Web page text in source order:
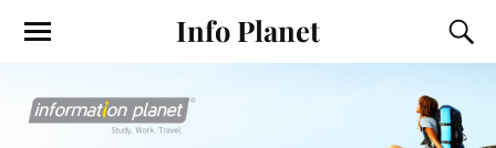
Info Planet